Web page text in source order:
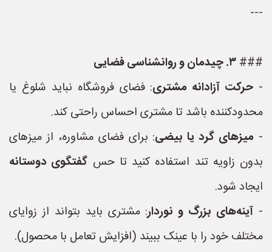
---
### ۳. چیدمان و روانشناسی فضایی
- حرکت آزادانه مشتری: فضای فروشگاه نباید شلوغ یا
محدودکننده باشد تا مشتری احساس راحتی کند.
- میزهای گرد یا بیضی: برای فضای مشاوره، از میزهای
بدون زاویه تند استفاده کنید تا حس گفتگوی دوستانه
ایجاد شود.
- آینه‌های بزرگ و نوردار: مشتری باید بتواند از زوایای
مختلف خود را با عینک ببیند (افزایش تعامل با محصول).